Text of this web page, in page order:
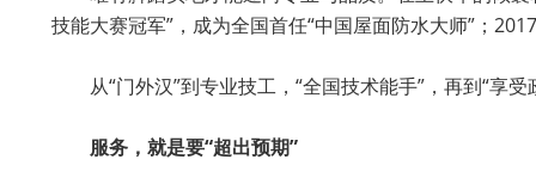
技能大赛冠军”，成为全国首任“中国屋面防水大师”；
从“门外汉”到专业技工，“全国技术能手”，再到“享
服务，就是要“超出预期”